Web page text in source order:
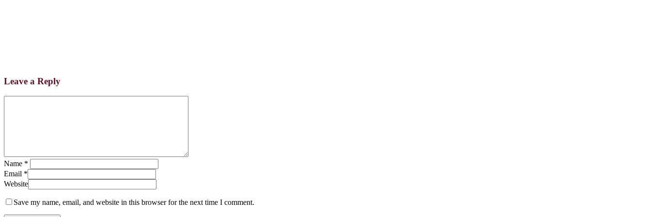
Leave a Reply
Name *
Email *
Website
Save my name, email, and website in this browser for the next time I comment.